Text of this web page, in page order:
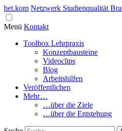
het.kom Netzwerk Studienqualität
Menü Kontakt
Toolbox Lehrpraxis
Konzeptbausteine
Videoclips
Blog
Arbeitshilfen
Veröffentlichen
Mehr…
…über die Ziele
…über die Entstehung